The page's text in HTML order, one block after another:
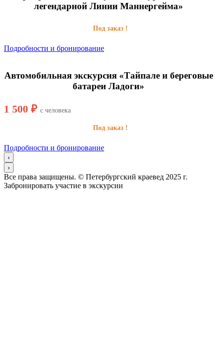
легендарной Линии Маннергейма»
Под заказ !
Подробности и бронирование
Автомобильная экскурсия «Тайпале и береговые
батареи Ладоги»
1 500 ₽ с человека
Под заказ !
Подробности и бронирование
‹
›
Все права защищены. © Петербургский краевед 2025 г.
Забронировать участие в экскурсии